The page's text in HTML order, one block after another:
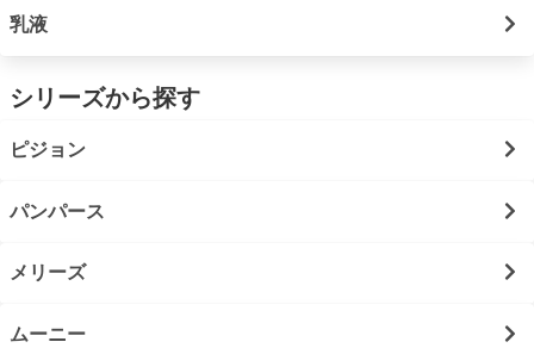
乳液
シリーズから探す
ピジョン
パンパース
メリーズ
ムーニー